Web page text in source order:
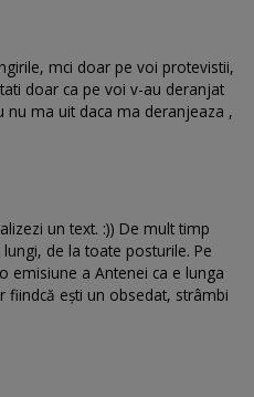
mci doar pe voi protevistii,
doar ca pe voi v-au deranjat
nu ma uit daca ma deranjeaza ,
un text. :)) De mult timp
de la toate posturile. Pe
emisiune a Antenei ca e lunga
ești un obsedat, strâmbi